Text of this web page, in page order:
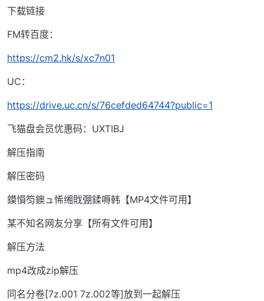
下载链接
FM转百度：
https://cm2.hk/s/xc7n01
UC：
https://drive.uc.cn/s/76cefded64744?public=1
飞猫盘会员优惠码：UXTIBJ
解压指南
解压密码
鏌愪笉鐭ュ悕缃戝弸鍒嗕韩【MP4文件可用】
某不知名网友分享【所有文件可用】
解压方法
mp4改成zip解压
同名分卷[7z.001 7z.002等]放到一起解压